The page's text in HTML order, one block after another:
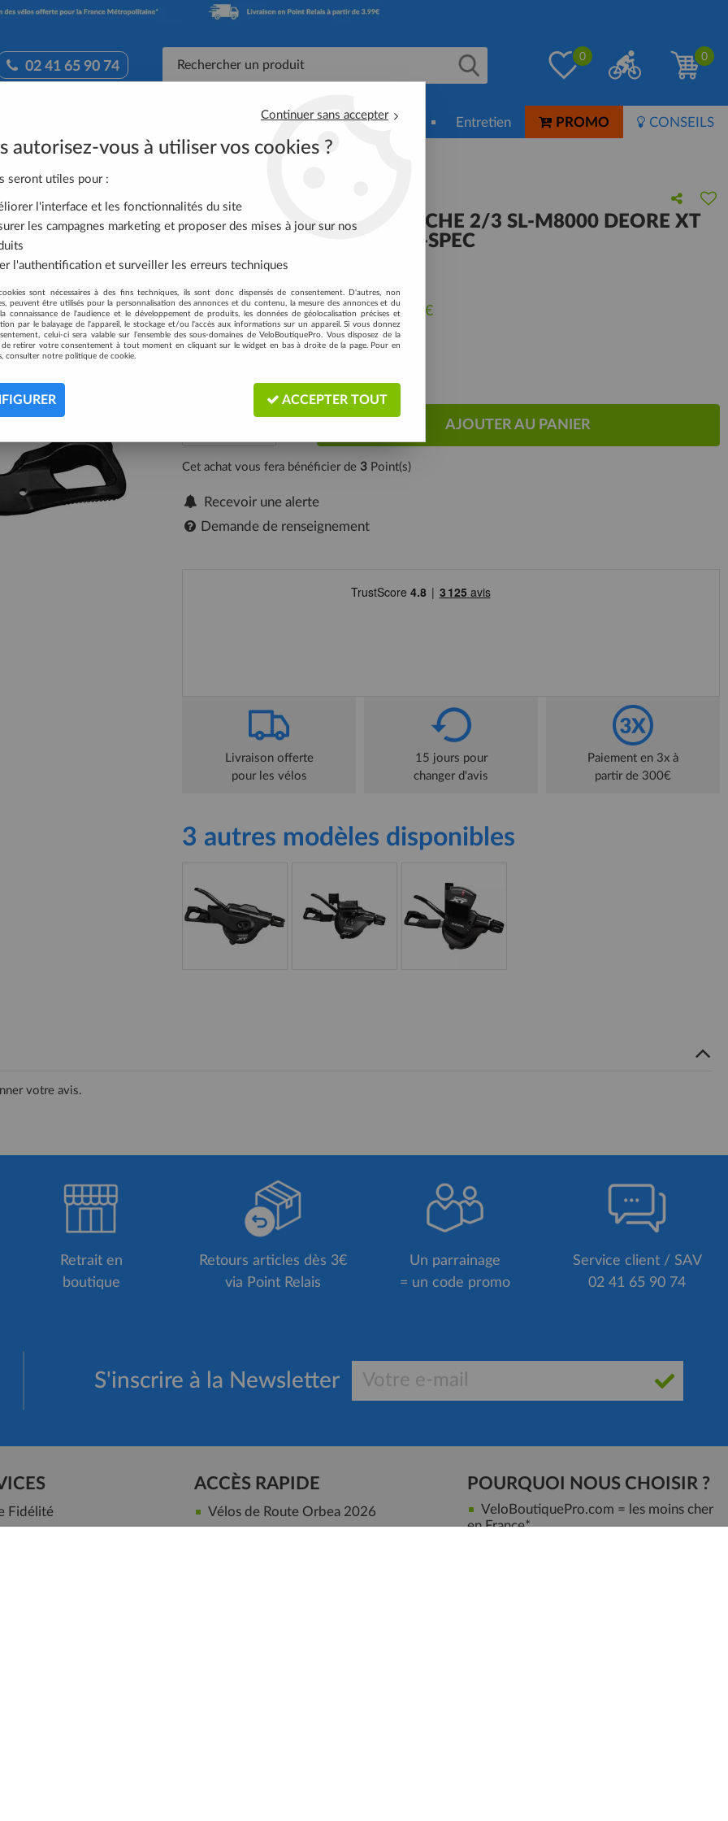
02 41 65 90 74
0 0
Équipement Cycliste Nutrition-Soin Entretien PROMO CONSEILS
Manette Gauche 2/3 SL-M8000 Deore XT Avec Cables Fixation I-Spec
SHIMANO MANETTE GAUCHE 2/3 SL-M8000 DEORE XT
AVEC CABLES FIXATION I-SPEC
Soyez le premier à donner votre avis !
58,50 €TTC au lieu de66,70 €
Réf. :ISLM8000ILBP
AJOUTER AU PANIER
Cet achat vous fera bénéficier de 3 Point(s)
Recevoir une alerte
Demande de renseignement
Livraison offerte
pour les vélos
15 jours pour
changer d'avis
Paiement en 3x à
partir de 300€
3 autres modèles disponibles
votre avis.
Retrait en
boutique
Retours articles dès 3€
via Point Relais
Un parrainage
= un code promo
Service client / SAV
02 41 65 90 74
S'inscrire à la Newsletter
Fidélité
ACCÈS RAPIDE
Vélos de Route Orbea 2026
POURQUOI NOUS CHOISIR ?
VeloBoutiquePro.com = les moins cher
en France*
Continuer sans accepter
autorisez-vous à utiliser vos cookies ?
seront utiles pour :
l'interface et les fonctionnalités du site
les campagnes marketing et proposer des mises à jour sur nos
l'authentification et surveiller les erreurs techniques
sont nécessaires à des fins techniques, ils sont donc dispensés de consentement. D'autres, non
peuvent être utilisés pour la personnalisation des annonces et du contenu, la mesure des annonces et du
connaissance de l'audience et le développement de produits, les données de géolocalisation précises et
par le balayage de l'appareil, le stockage et/ou l'accès aux informations sur un appareil. Si vous donnez
celui-ci sera valable sur l’ensemble des sous-domaines de VeloBoutiquePro. Vous disposez de la
de retirer votre consentement à tout moment en cliquant sur le widget en bas à droite de la page. Pour en
consulter notre politique de cookie.
ACCEPTER TOUT